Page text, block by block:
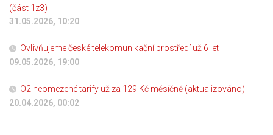
(část 1z3)
31.05.2026, 10:20
Ovlivňujeme české telekomunikační prostředí už 6 let
09.05.2026, 19:00
O2 neomezené tarify už za 129 Kč měsíčně (aktualizováno)
20.04.2026, 00:02